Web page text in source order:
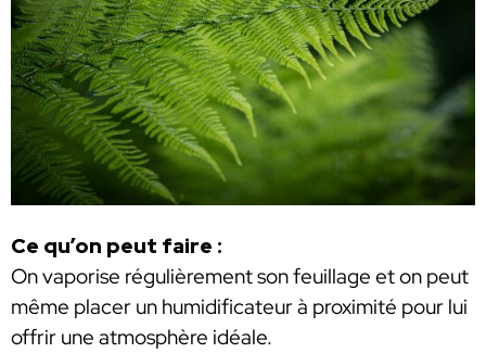
Ce qu’on peut faire :
On vaporise régulièrement son feuillage et on peut
même placer un humidificateur à proximité pour lui
offrir une atmosphère idéale.